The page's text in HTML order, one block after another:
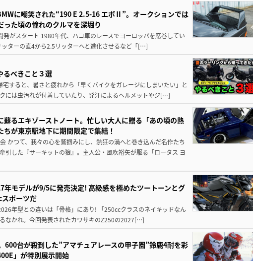
に嘲笑された“190 E 2.5-16 エボⅡ”。オークションでは
た頃の憧れのクルマを深堀り
発がスタート 1980年代、ハコ車のレースでヨーロッパを席巻してい
ターの直4から2.5リッターへと進化させるなど「[…]
るべきこと３選
すると、暑さと疲れから「早くバイクをガレージにしまいたい」と
には虫汚れが付着していたり、発汗によるヘルメットやジ[…]
るエキゾーストノート。忙しい大人に贈る「あの頃の熱
が東京駅地下に期間限定で集結！
かつて、我々の心を鷲掴みにし、熱狂の渦へと巻き込んだ名作たち
引した『サーキットの狼』。主人公・風吹裕矢が駆る「ロータス ヨ
年モデルが9/5に発売決定! 高級感を極めたツートーンとグ
ポーツだ
年型との違いは「骨格」にあり! 「250ccクラスのネイキッドなん
なかれ。今回発表されたカワサキのZ250の2027[…]
600台が殺到した”アマチュアレースの甲子園”鈴鹿4耐を彩
」が特別展示開始